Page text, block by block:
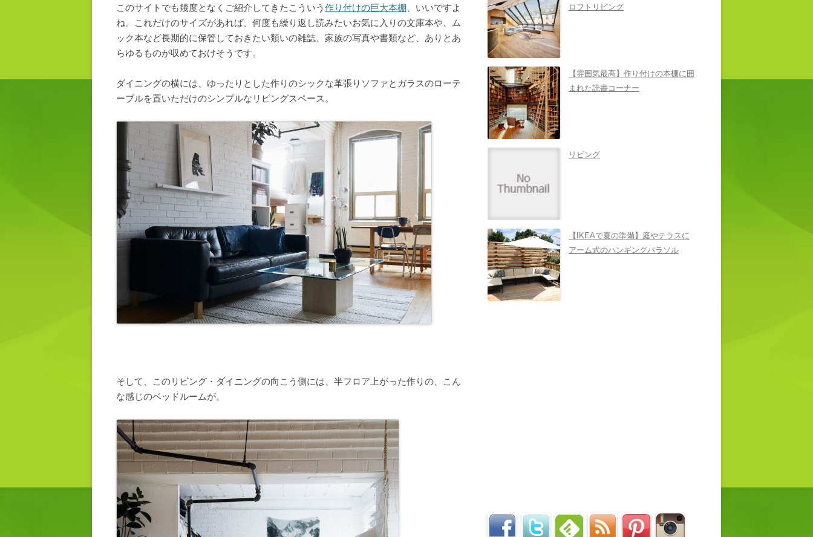
このサイトでも幾度となくご紹介してきたこういう 作り付けの巨大本棚 、いいですよ
ね。これだけのサイズがあれば、何度も繰り返し読みたいお気に入りの文庫本や、ム
ック本など長期的に保管しておきたい類いの雑誌、家族の写真や書類など、ありとあ
らゆるものが収めておけそうです。
ダイニングの横には、ゆったりとした作りのシックな革張りソファとガラスのローテ
ーブルを置いただけのシンプルなリビングスペース。
そして、このリビング・ダイニングの向こう側には、半フロア上がった作りの、こん
な感じのベッドルームが。
ロフトリビング
【雰囲気最高】作り付けの本棚に囲
まれた読書コーナー
リビング
【IKEAで夏の準備】庭やテラスに
アーム式のハンギングパラソル